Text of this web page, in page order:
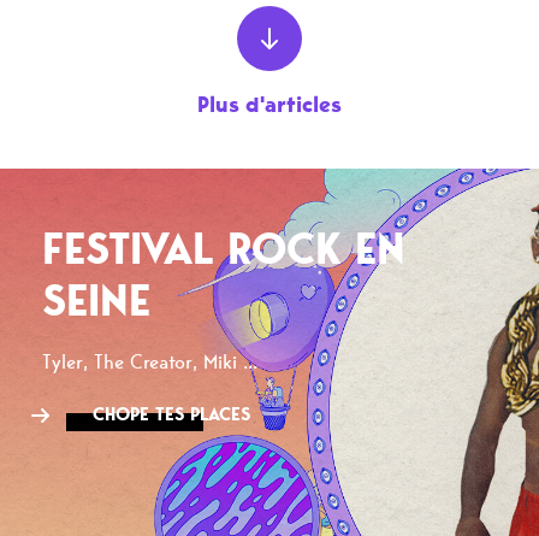
Plus d'articles
FESTIVAL ROCK EN
SEINE
Tyler, The Creator, Miki ...
CHOPE TES PLACES